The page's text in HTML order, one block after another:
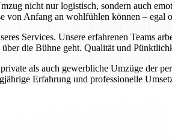
nicht nur logistisch, sondern auch
von Anfang an wohlfühlen können – egal
Services. Unsere erfahrenen Teams
die Bühne geht. Qualität und
als auch gewerbliche Umzüge der
Erfahrung und professionelle